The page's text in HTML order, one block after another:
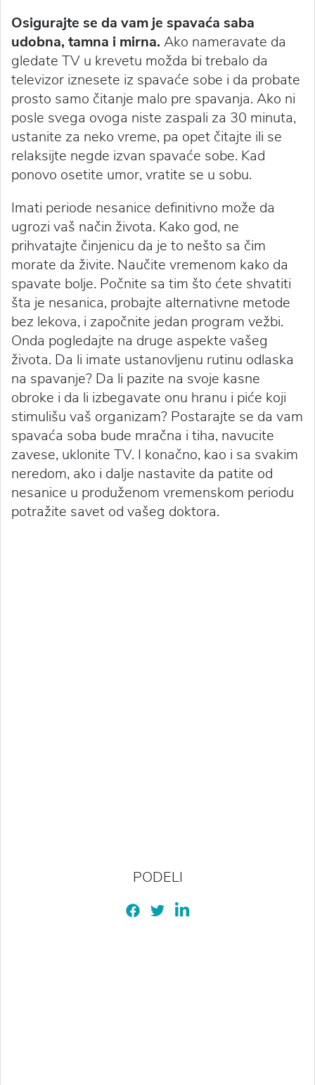
Osigurajte se da vam je spavaća saba
udobna, tamna i mirna. Ako nameravate da
gledate TV u krevetu možda bi trebalo da
televizor iznesete iz spavaće sobe i da probate
prosto samo čitanje malo pre spavanja. Ako ni
posle svega ovoga niste zaspali za 30 minuta,
ustanite za neko vreme, pa opet čitajte ili se
relaksijte negde izvan spavaće sobe. Kad
ponovo osetite umor, vratite se u sobu.
Imati periode nesanice definitivno može da
ugrozi vaš način života. Kako god, ne
prihvatajte činjenicu da je to nešto sa čim
morate da živite. Naučite vremenom kako da
spavate bolje. Počnite sa tim što ćete shvatiti
šta je nesanica, probajte alternativne metode
bez lekova, i započnite jedan program vežbi.
Onda pogledajte na druge aspekte vašeg
života. Da li imate ustanovljenu rutinu odlaska
na spavanje? Da li pazite na svoje kasne
obroke i da li izbegavate onu hranu i piće koji
stimulišu vaš organizam? Postarajte se da vam
spavaća soba bude mračna i tiha, navucite
zavese, uklonite TV. I konačno, kao i sa svakim
neredom, ako i dalje nastavite da patite od
nesanice u produženom vremenskom periodu
potražite savet od vašeg doktora.
PODELI